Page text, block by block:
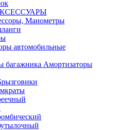
Манометры
автомобильные
Амортизаторы